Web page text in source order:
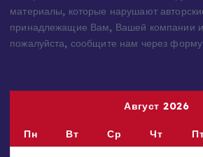
Администрация сайта ответственности
материала не несет. Если Вы
материалы, которые нарушают
Август 2026